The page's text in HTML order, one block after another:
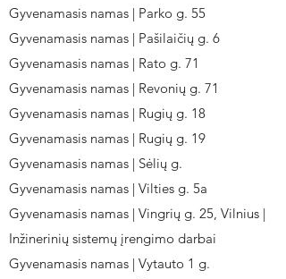
Gyvenamasis namas | Parko g. 55
Gyvenamasis namas | Pašilaičių g. 6
Gyvenamasis namas | Rato g. 71
Gyvenamasis namas | Revonių g. 71
Gyvenamasis namas | Rugių g. 18
Gyvenamasis namas | Rugių g. 19
Gyvenamasis namas | Sėlių g.
Gyvenamasis namas | Vilties g. 5a
Gyvenamasis namas | Vingrių g. 25, Vilnius |
Inžinerinių sistemų įrengimo darbai
Gyvenamasis namas | Vytauto 1 g.